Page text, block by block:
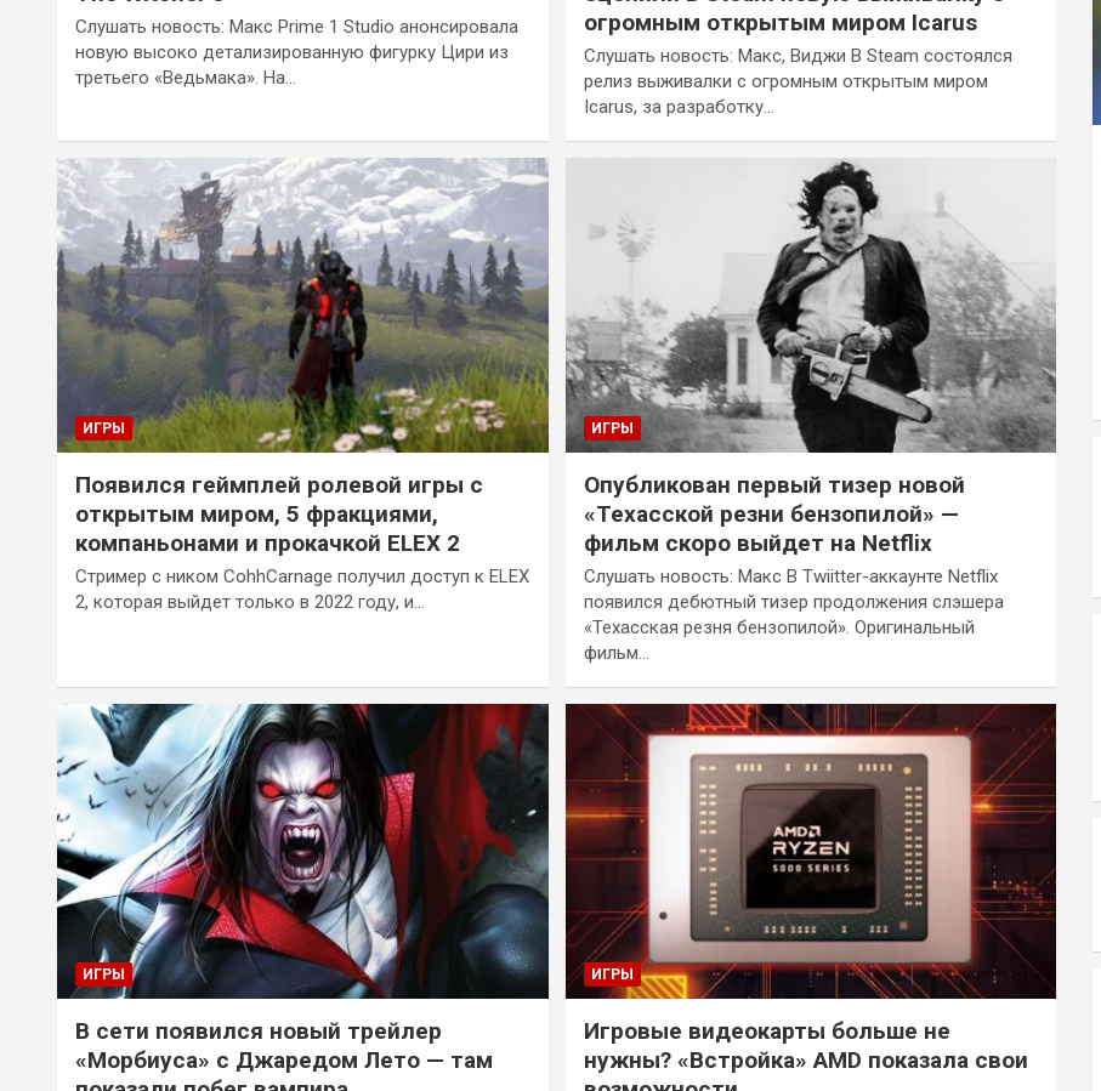
Слушать новость: Макс Prime 1 Studio анонсировала
новую высоко детализированную фигурку Цири из
третьего «Ведьмака». На…
огромным открытым миром Icarus
Слушать новость: Макс, Виджи В Steam состоялся
релиз выживалки с огромным открытым миром
Icarus, за разработку…
ИГРЫ
Появился геймплей ролевой игры с
открытым миром, 5 фракциями,
компаньонами и прокачкой ELEX 2
Стример с ником CohhCarnage получил доступ к ELEX
2, которая выйдет только в 2022 году, и…
ИГРЫ
Опубликован первый тизер новой
«Техасской резни бензопилой» —
фильм скоро выйдет на Netflix
Слушать новость: Макс В Twiitter-аккаунте Netflix
появился дебютный тизер продолжения слэшера
«Техасская резня бензопилой». Оригинальный
фильм…
ИГРЫ
В сети появился новый трейлер
«Морбиуса» с Джаредом Лето — там
ИГРЫ
Игровые видеокарты больше не
нужны? «Встройка» AMD показала свои